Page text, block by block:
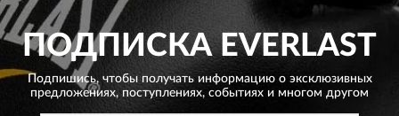
ПОДПИСКАEVERLAST
Подпишись, чтобы получать информацию о эксклюзивных
предложениях, поступлениях, событиях и многом другом